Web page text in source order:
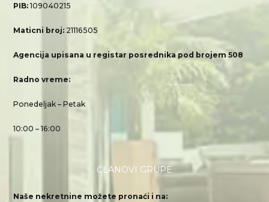
PIB:109040215
Maticni broj: 21116505
Agencija upisana u registar posrednika pod brojem 508
Radno vreme:
Ponedeljak – Petak
10:00 – 16:00
ČLANOVI GRUPE
Naše nekretnine možete pronaći i na: